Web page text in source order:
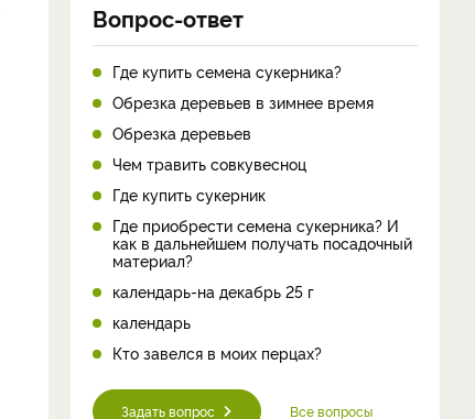
Вопрос-ответ
Где купить семена сукерника?
Обрезка деревьев в зимнее время
Обрезка деревьев
Чем травить совкувесноц
Где купить сукерник
Где приобрести семена сукерника? И
как в дальнейшем получать посадочный
материал?
календарь-на декабрь 25 г
календарь
Кто завелся в моих перцах?
Задать вопрос Все вопросы